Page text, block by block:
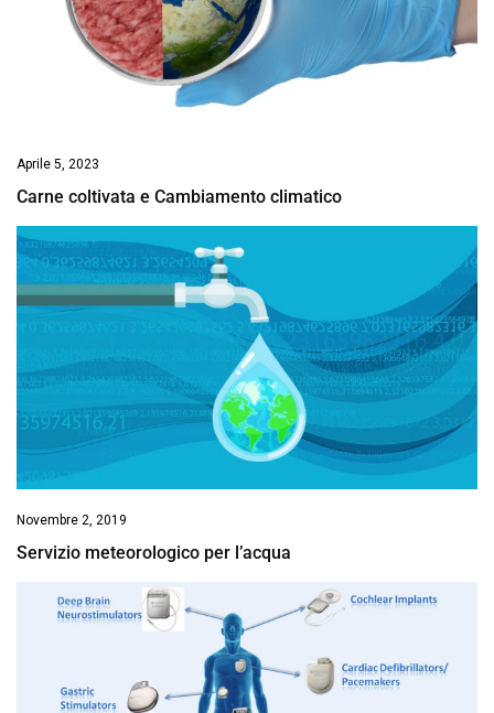
Aprile 5, 2023
Carne coltivata e Cambiamento climatico
Novembre 2, 2019
Servizio meteorologico per l’acqua